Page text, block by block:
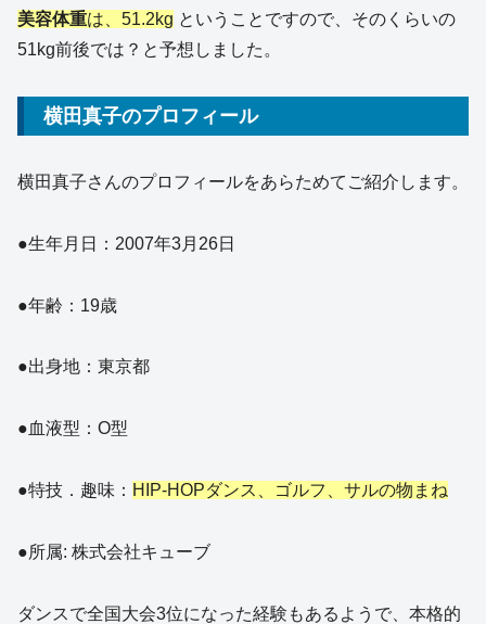
美容体重は、51.2kg ということですので、そのくらいの
51kg前後では？と予想しました。
横田真子のプロフィール
横田真子さんのプロフィールをあらためてご紹介します。
●生年月日：2007年3月26日
●年齢：19歳
●出身地：東京都
●血液型：O型
●特技．趣味： HIP-HOPダンス、ゴルフ、サルの物まね
●所属: 株式会社キューブ
ダンスで全国大会3位になった経験もあるようで、本格的